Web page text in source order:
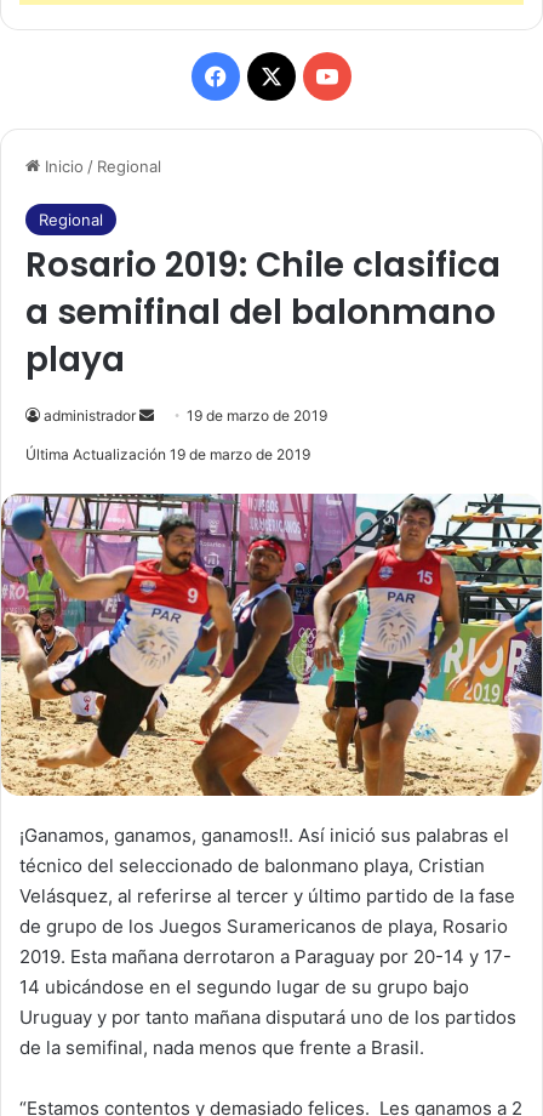
Inicio / Regional
Regional
Rosario 2019: Chile clasifica
a semifinal del balonmano
playa
administrador
e
d
a
n
e
m
a
i
l
19 de marzo de 2019
Última Actualización 19 de marzo de 2019
¡Ganamos, ganamos, ganamos!!. Así inició sus palabras el
técnico del seleccionado de balonmano playa, Cristian
Velásquez, al referirse al tercer y último partido de la fase
de grupo de los Juegos Suramericanos de playa, Rosario
2019. Esta mañana derrotaron a Paraguay por 20-14 y 17-
14 ubicándose en el segundo lugar de su grupo bajo
Uruguay y por tanto mañana disputará uno de los partidos
de la semifinal, nada menos que frente a Brasil.
“Estamos contentos y demasiado felices. Les ganamos a 2
F
a
b
o
k
X
Y
o
u
b